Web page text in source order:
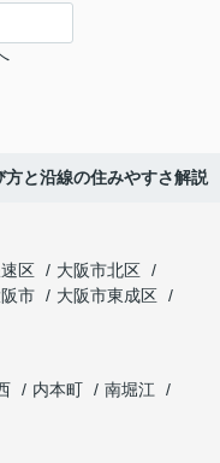
と沿線の住みやすさ解説
区
大阪市北区
市
大阪市東成区
内本町
南堀江